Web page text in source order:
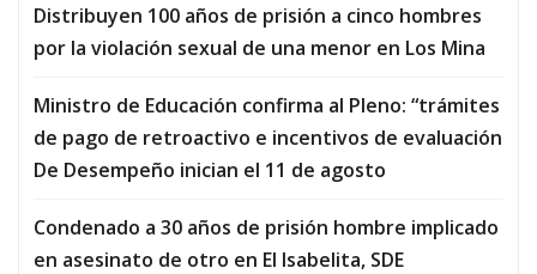
Distribuyen 100 años de prisión a cinco hombres
por la violación sexual de una menor en Los Mina
Ministro de Educación confirma al Pleno: “trámites
de pago de retroactivo e incentivos de evaluación
De Desempeño inician el 11 de agosto
Condenado a 30 años de prisión hombre implicado
en asesinato de otro en El Isabelita, SDE